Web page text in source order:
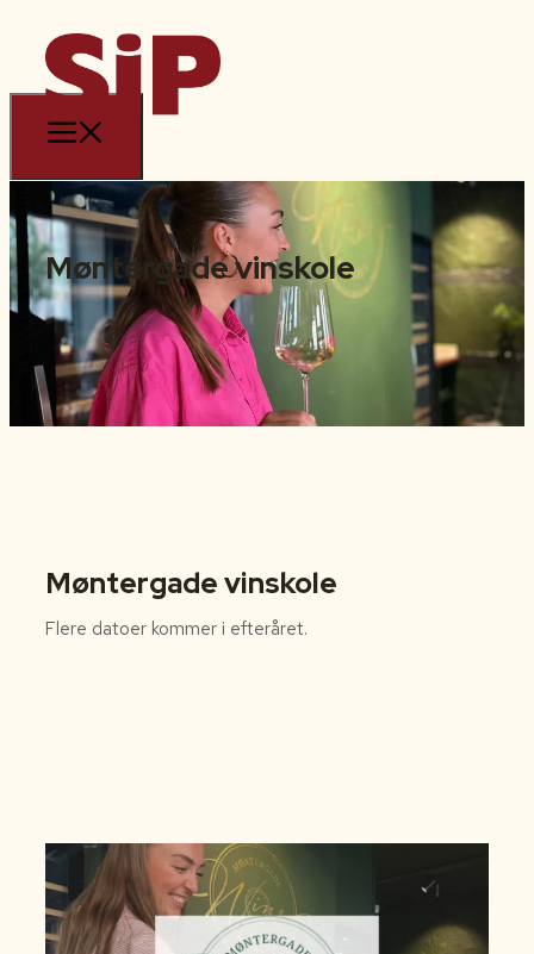
Møntergade vinskole
Møntergade vinskole
Flere datoer kommer i efteråret.